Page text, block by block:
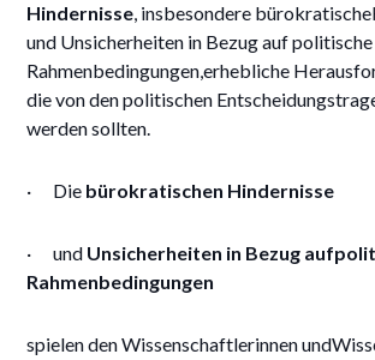
Hindernisse, insbesondere
und Unsicherheiten in Bezug auf politische
Rahmenbedingungen,erhebliche
die von den politischen
werden sollten.
· Die bürokratischen Hindernisse
· und Unsicherheiten in Bezug
Rahmenbedingungen
spielen den Wissenschaftlerinnen